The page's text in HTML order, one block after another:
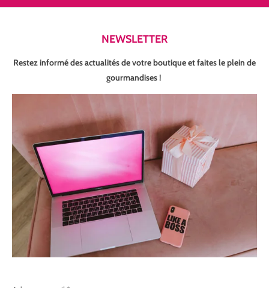
NEWSLETTER
Restez informé des actualités de votre boutique et faites le plein de
gourmandises !